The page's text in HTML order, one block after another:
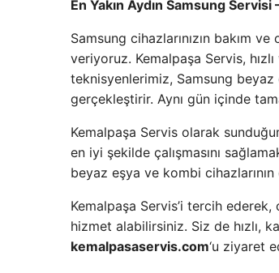
En Yakın Aydın Samsung Servisi
Samsung cihazlarınızın bakım
veriyoruz. Kemalpaşa Servis,
teknisyenlerimiz, Samsung beyaz
gerçekleştirir. Aynı gün içinde
Kemalpaşa Servis olarak
en iyi şekilde çalışmasını
beyaz eşya ve kombi
Kemalpaşa Servis’i tercih ederek,
hizmet alabilirsiniz. Siz de hızlı,
kemalpasaservis.com‘u ziyaret